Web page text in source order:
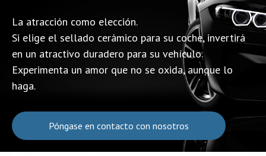
La atracción como elección.
Si elige el sellado cerámico para su coche, invertirá
en un atractivo duradero para su vehículo.
Experimenta un amor que no se oxida, aunque lo
haga.
Póngase en contacto con nosotros